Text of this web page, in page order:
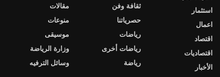
استثمار
اعمال
اقتصاد
اقتصاديات
الأخبار
ثقافة وفن
حصرياتنا
رياضات
رياضات أخرى
رياضة
مقالات
منوعات
موسيقى
وزارة الرياضة
وسائل الترفيه